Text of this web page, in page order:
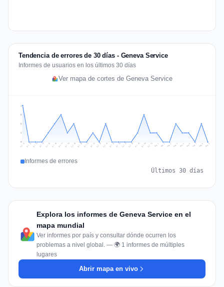
Tendencia de errores de 30 días - Geneva Service
Informes de usuarios en los últimos 30 días
Ver mapa de cortes de Geneva Service
1
2
3
4
Jul 11 Jul 12 Jul 13 Jul 14 Jul 15 Jul 16 Jul 17 Jul 18 Jul 19 Jul 20 Jul 21 Jul 22 Jul 23 Jul 24 Jul 25 Jul 26 Jul 27 Jul 28 Jul 29 Jul 30 Jul 31 Aug 1 Aug 2 Aug 3 Aug 4 Aug 5 Aug 6 Aug 7 Aug 8 Aug 9
Informes de errores
Últimos 30 días
Explora los informes de Geneva Service en el
mapa mundial
Ver informes por país y consultar dónde ocurren los
problemas a nivel global. — 🌍 1 informes de múltiples
lugares
Abrir mapa en vivo